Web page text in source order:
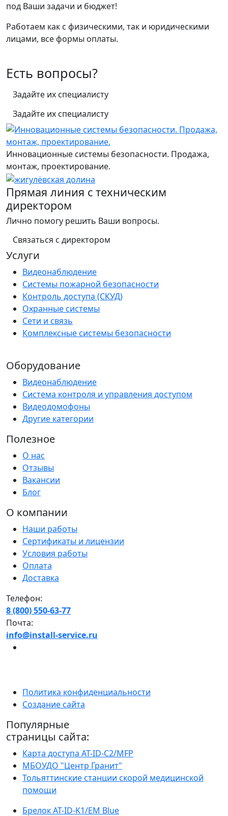
под Ваши задачи и бюджет!
Работаем как с физическими, так и юридическими
лицами, все формы оплаты.
Есть вопросы?
Задайте их специалисту
Задайте их специалисту
Инновационные системы безопасности. Продажа,
монтаж, проектирование.
Прямая линия с техническим
директором
Лично помогу решить Ваши вопросы.
Связаться с директором
Услуги
Видеонаблюдение
Системы пожарной безопасности
Контроль доступа (СКУД)
Охранные системы
Сети и связь
Комплексные системы безопасности
Оборудование
Видеонаблюдение
Система контроля и управления доступом
Видеодомофоны
Другие категории
Полезное
О нас
Отзывы
Вакансии
Блог
О компании
Наши работы
Сертификаты и лицензии
Условия работы
Оплата
Доставка
Телефон:
8 (800) 550-63-77
Почта:
info@install-service.ru
Политика конфиденциальности
Создание сайта
Популярные
страницы сайта:
Карта доступа AT-ID-C2/MFP
МБОУДО "Центр Гранит"
Тольяттинские станции скорой медицинской
помощи
Брелок AT-ID-K1/EM Blue